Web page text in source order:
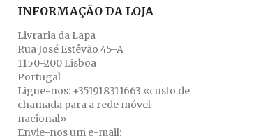
INFORMAÇÃO DA LOJA
Livraria da Lapa
Rua José Estêvão 45-A
1150-200 Lisboa
Portugal
Ligue-nos: +351918311663 «custo de
chamada para a rede móvel
nacional»
Envie-nos um e-mail: